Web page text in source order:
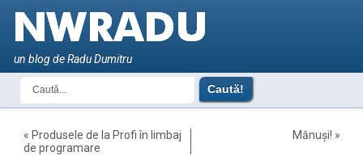
un blog de Radu Dumitru
« Produsele de la Profi în limbaj
de programare
Mănuși! »